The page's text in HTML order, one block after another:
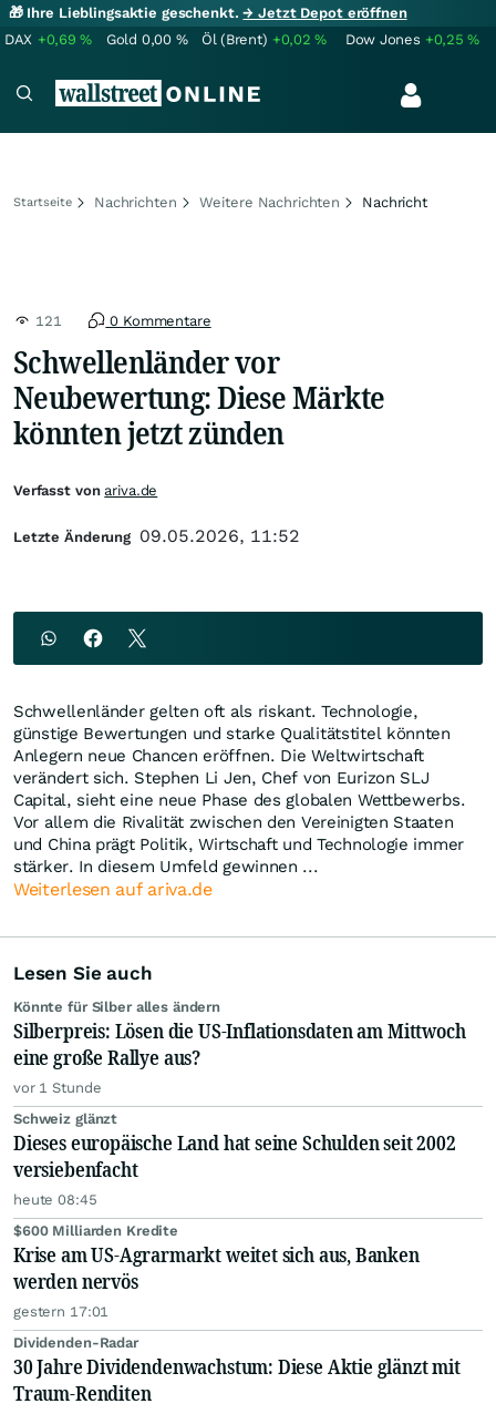
🎁 Ihre Lieblingsaktie geschenkt.→ Jetzt Depot eröffnen
DAX +0,69% Gold 0,00 % Öl (Brent) +0,02% Dow Jones +0,25%
Startseite Nachrichten Weitere Nachrichten Nachricht
121 0 Kommentare
Schwellenländer vor
Neubewertung: Diese Märkte
könnten jetzt zünden
Schwellenländer gelten oft als riskant. Technologie,
günstige Bewertungen und starke Qualitätstitel könnten
Anlegern neue Chancen eröffnen. Die Weltwirtschaft
verändert sich. Stephen Li Jen, Chef von Eurizon SLJ
Capital, sieht eine neue Phase des globalen Wettbewerbs.
Vor allem die Rivalität zwischen den Vereinigten Staaten
und China prägt Politik, Wirtschaft und Technologie immer
stärker. In diesem Umfeld gewinnen ...
Weiterlesen auf ariva.de
Lesen Sie auch
Könnte für Silber alles ändern
Silberpreis: Lösen die US-Inflationsdaten am Mittwoch
eine große Rallye aus?
vor 1 Stunde
Schweiz glänzt
Dieses europäische Land hat seine Schulden seit 2002
versiebenfacht
heute 08:45
$600 Milliarden Kredite
Krise am US-Agrarmarkt weitet sich aus, Banken
werden nervös
gestern 17:01
Dividenden-Radar
30 Jahre Dividendenwachstum: Diese Aktie glänzt mit
Traum-Renditen
Verfasst vonariva.de
Letzte Änderung 09.05.2026, 11:52